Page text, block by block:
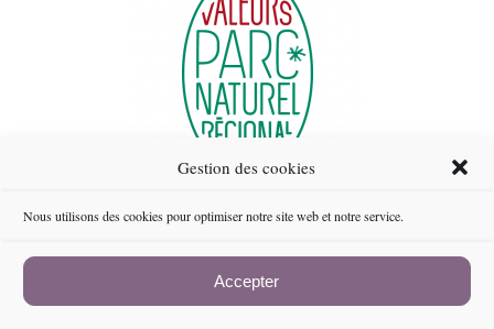
Gestion des cookies
Nous utilisons des cookies pour optimiser notre site web et notre service.
Accepter